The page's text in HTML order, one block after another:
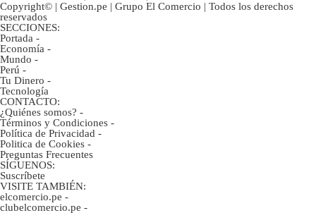
Copyright© | Gestion.pe | Grupo El Comercio | Todos los derechos
reservados
SECCIONES:
Portada -
Economía -
Mundo -
Perú -
Tu Dinero -
Tecnología
CONTACTO:
¿Quiénes somos? -
Términos y Condiciones -
Política de Privacidad -
Politica de Cookies -
Preguntas Frecuentes
SÍGUENOS:
Suscríbete
VISITE TAMBIÉN:
elcomercio.pe -
clubelcomercio.pe -